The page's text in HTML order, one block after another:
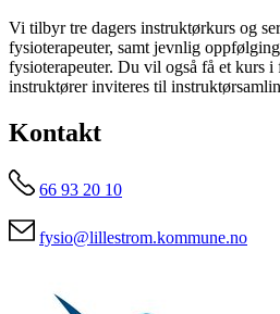
Vi tilbyr tre dagers instruktørkurs og
fysioterapeuter, samt jevnlig
fysioterapeuter. Du vil også få et kurs
instruktører inviteres til
Kontakt
66 93 20 10
fysio@lillestrom.kommune.no